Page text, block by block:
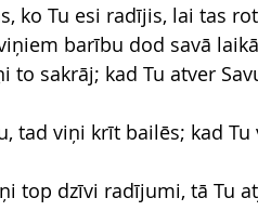
ko Tu esi radījis, lai tas
barību dod savā
to sakrāj; kad Tu atver
tad viņi krīt bailēs; kad
top dzīvi radījumi, tā Tu